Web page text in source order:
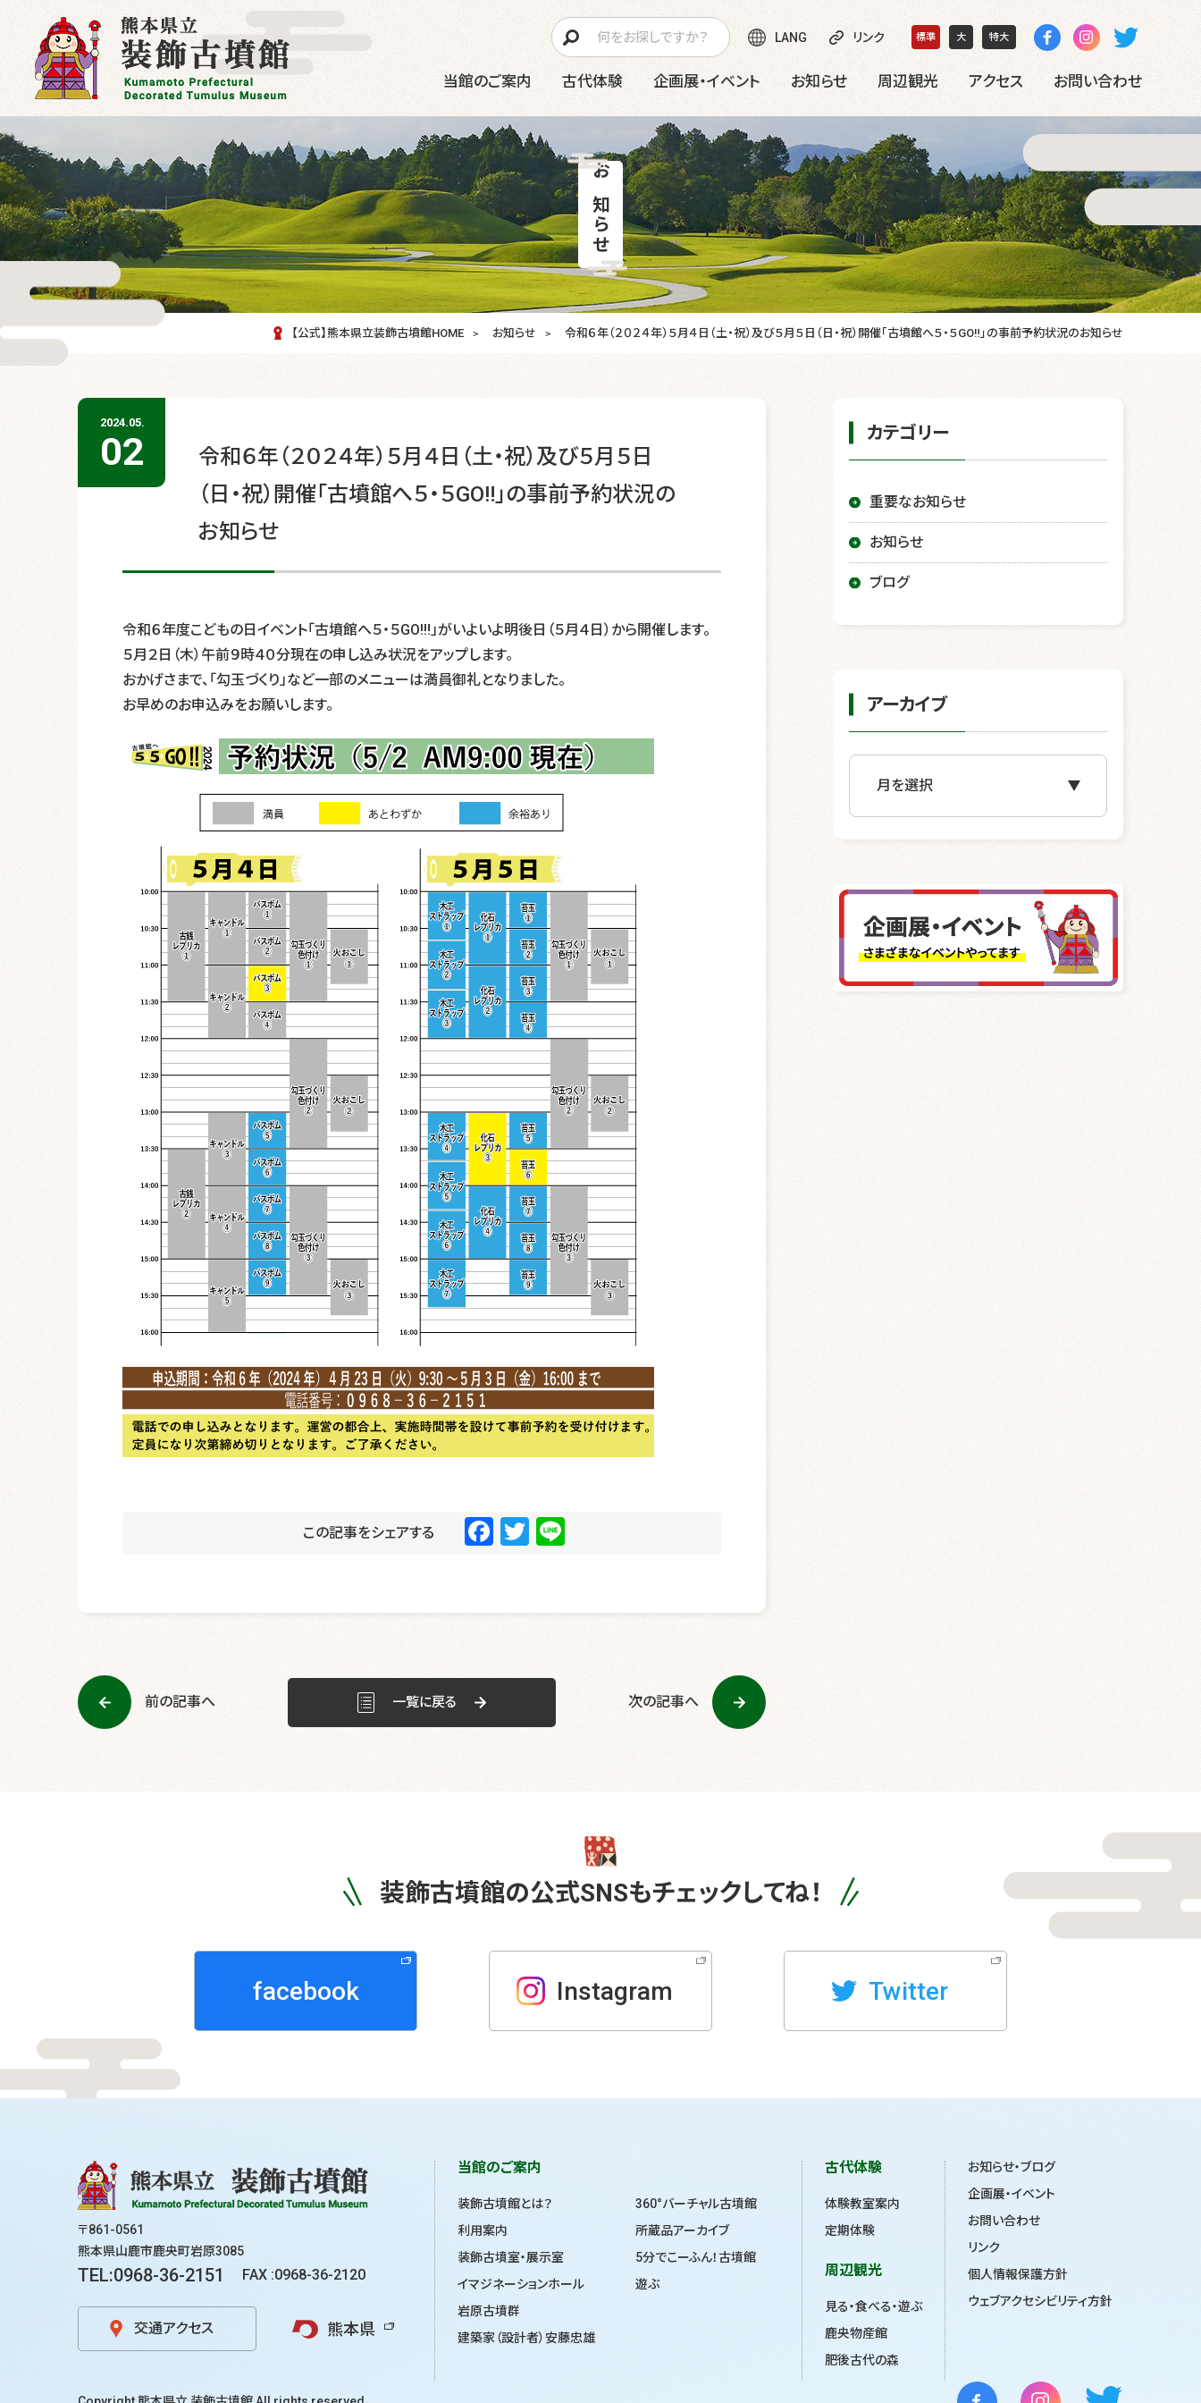
LANG リンク 標準 大 特大
当館のご案内 古代体験 企画展・イベント お知らせ 周辺観光 アクセス お問い合わせ
お知らせ
【公式】熊本県立装飾古墳館HOME お知らせ 令和６年（２０２４年）５月４日（土・祝）及び５月５日（日・祝）開催「古墳館へ５・５GO‼」の事前予約状況のお知らせ
2024.05.
02
令和６年（２０２４年）５月４日（土・祝）及び５月５日
（日・祝）開催「古墳館へ５・５GO‼」の事前予約状況の
お知らせ
令和６年度こどもの日イベント「古墳館へ５・５GO!‼」がいよいよ明後日（５月４日）から開催します。
５月２日（木）午前９時４０分現在の申し込み状況をアップします。
おかげさまで、「勾玉づくり」など一部のメニューは満員御礼となりました。
お早めのお申込みをお願いします。
この記事をシェアする
F
e
o
k
T
er
Li
前の記事へ 次の記事へ
一覧に戻る
カテゴリー
重要なお知らせ
お知らせ
ブログ
アーカイブ
装飾古墳館の公式SNSもチェックしてね！
facebook Instagram Twitter
〒861-0561
熊本県山鹿市鹿央町岩原3085
TEL:0968-36-2151 FAX :0968-36-2120
交通アクセス 熊本県
当館のご案内
装飾古墳館とは？
利用案内
装飾古墳室・展示室
イマジネーションホール
岩原古墳群
建築家（設計者）安藤忠雄
360°バーチャル古墳館
所蔵品アーカイブ
5分でこーふん！古墳館
遊ぶ
古代体験
体験教室案内
定期体験
周辺観光
見る・食べる・遊ぶ
鹿央物産館
肥後古代の森
お知らせ・ブログ
企画展・イベント
お問い合わせ
リンク
個人情報保護方針
ウェブアクセシビリティ方針